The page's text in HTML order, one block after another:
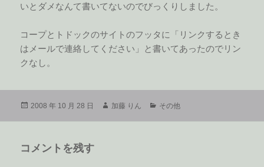
いとダメなんて書いてないのでびっくりしました。
コープとトドックのサイトのフッタに「リンクするとき
はメールで連絡してください」と書いてあったのでリン
クなし。
投
2008 年 10 月 28 日
作
加藤 りん
カ
その他
コメントを残す